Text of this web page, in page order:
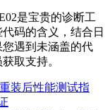
是宝贵的诊断工
码的含义，结合日
遇到未涵盖的代
取支持。
装后性能测试指